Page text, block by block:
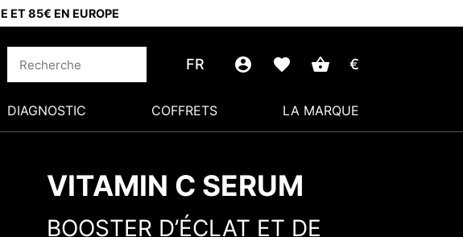
ET 85€ EN EUROPE
FR €
DIAGNOSTIC COFFRETS LA MARQUE
VITAMIN C SERUM
BOOSTER D’ÉCLAT ET DE